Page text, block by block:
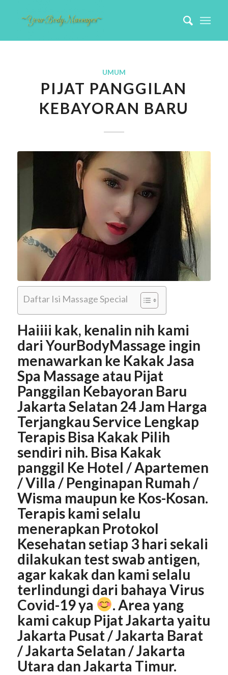
UMUM
PIJAT PANGGILAN
KEBAYORAN BARU
Daftar Isi Massage Special
Haiiii kak, kenalin nih kami
dari YourBodyMassage ingin
menawarkan ke Kakak Jasa
Spa Massage atau Pijat
Panggilan Kebayoran Baru
Jakarta Selatan 24 Jam Harga
Terjangkau Service Lengkap
Terapis Bisa Kakak Pilih
sendiri nih. Bisa Kakak
panggil Ke Hotel / Apartemen
/ Villa / Penginapan Rumah /
Wisma maupun ke Kos-Kosan.
Terapis kami selalu
menerapkan Protokol
Kesehatan setiap 3 hari sekali
dilakukan test swab antigen,
agar kakak dan kami selalu
terlindungi dari bahaya Virus
Covid-19 ya
. Area yang
kami cakup PijatJakarta yaitu
Jakarta Pusat / Jakarta Barat
/ Jakarta Selatan / Jakarta
Utara dan Jakarta Timur.